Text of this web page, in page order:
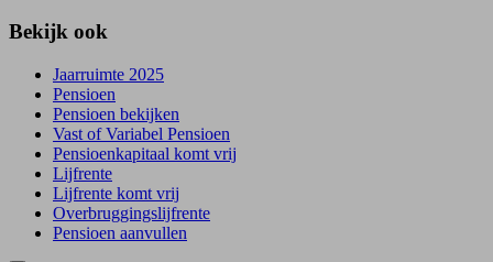
Bekijk ook
Jaarruimte 2025
Pensioen
Pensioen bekijken
Vast of Variabel Pensioen
Pensioenkapitaal komt vrij
Lijfrente
Lijfrente komt vrij
Overbruggingslijfrente
Pensioen aanvullen